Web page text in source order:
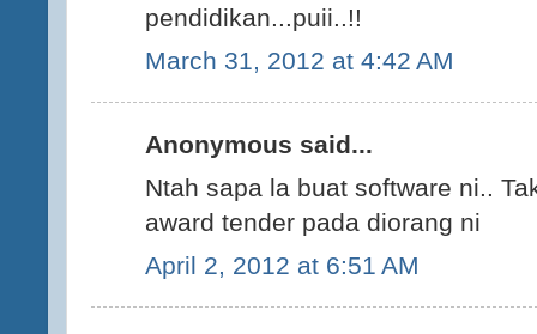
pendidikan...puii..!!
March 31, 2012 at 4:42 AM
Anonymous said...
Ntah sapa la buat software ni..
award tender pada diorang ni
April 2, 2012 at 6:51 AM